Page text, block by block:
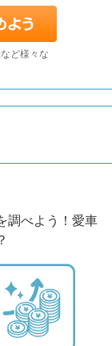
ど様々な
調べよう！愛車